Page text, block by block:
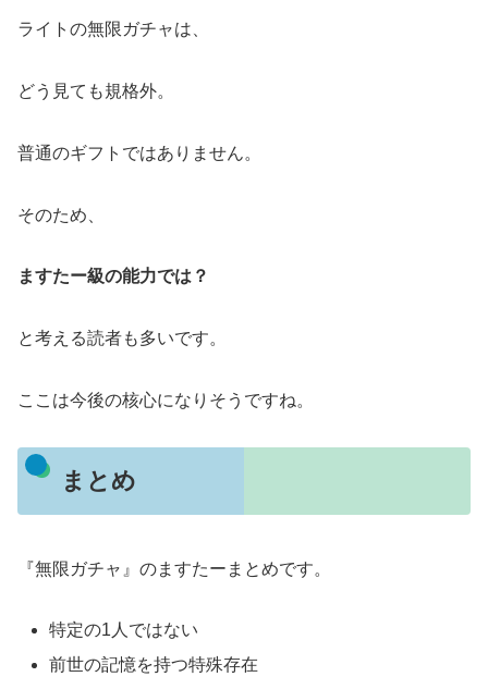
ライトの無限ガチャは、
どう見ても規格外。
普通のギフトではありません。
そのため、
ますたー級の能力では？
と考える読者も多いです。
ここは今後の核心になりそうですね。
まとめ
『無限ガチャ』のますたーまとめです。
特定の1人ではない
前世の記憶を持つ特殊存在